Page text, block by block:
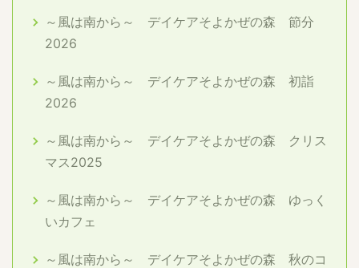
～風は南から～ デイケアそよかぜの森 節分
2026
～風は南から～ デイケアそよかぜの森 初詣
2026
～風は南から～ デイケアそよかぜの森 クリス
マス2025
～風は南から～ デイケアそよかぜの森 ゆっく
いカフェ
～風は南から～ デイケアそよかぜの森 秋のコ